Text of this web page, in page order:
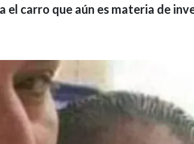
el carro que aún es materia de